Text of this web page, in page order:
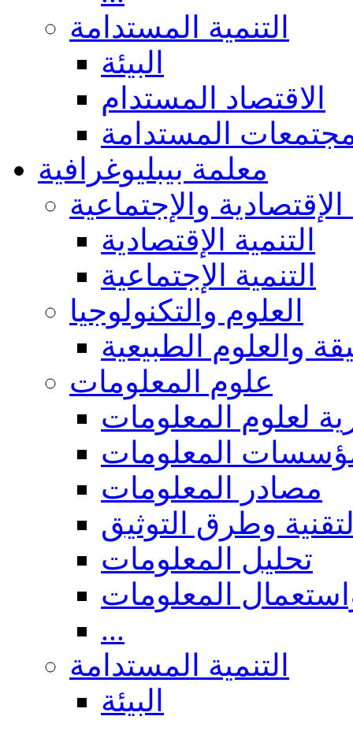
التنمية المستدامة
البيئة
الاقتصاد المستدام
المستدامة
معلمة بيبليوغرافية
الإقتصادية والإجتماعية
التنمية الإقتصادية
التنمية الإجتماعية
العلوم والتكنولوجيا
والعلوم الطبيعية
علوم المعلومات
لعلوم المعلومات
المعلومات
مصادر المعلومات
وطرق التوثيق
تحليل المعلومات
المعلومات
...
التنمية المستدامة
البيئة